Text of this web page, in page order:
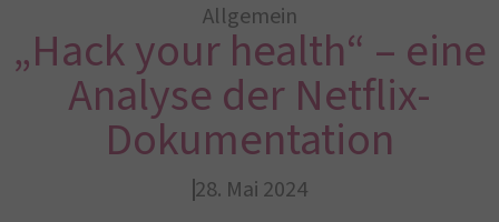
Allgemein
„Hack your health“ – eine
Analyse der Netflix-
Dokumentation
28. Mai 2024